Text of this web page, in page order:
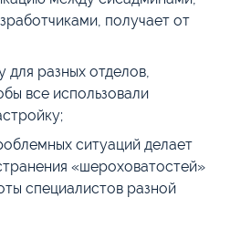
получает от
для разных отделов,
все использовали
ситуаций делает
«шероховатостей»
специалистов разной